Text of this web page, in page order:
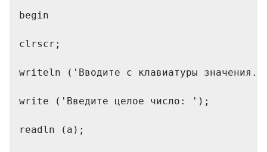
begin
clrscr;
writeln ('Вводите с клавиатуры
write ('Введите целое число: ');
readln (a);